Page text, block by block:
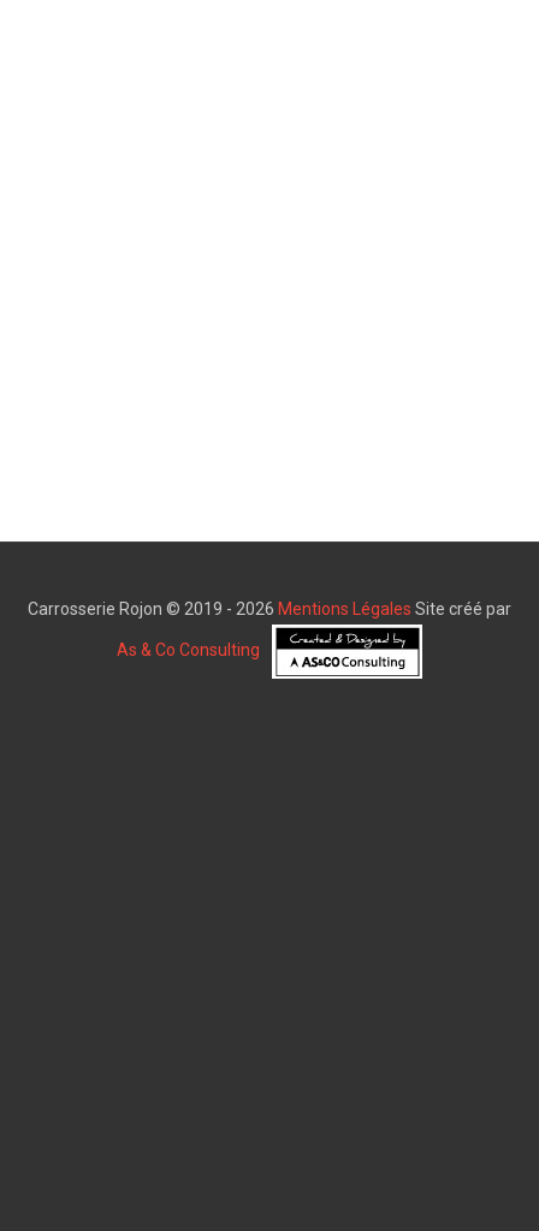
Carrosserie Rojon © 2019 - 2026 Mentions Légales Site créé par
As & Co Consulting